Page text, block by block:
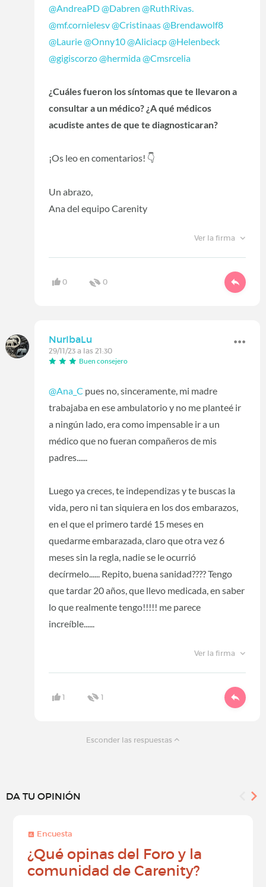
@AndreaPD@Dabren @RuthRivas.
@mf.cornielesv@Cristinaas@Brendawolf8
@Laurie@Onny10@Aliciacp@Helenbeck
@gigiscorzo@hermida@Cmsrcelia
¿Cuáles fueron los síntomas que te llevaron a
consultar a un médico? ¿A qué médicos
acudiste antes de que te diagnosticaran?
¡Os leo en comentarios! 👇
Un abrazo,
Ana del equipo Carenity
Ver la firma
0 0
NurIbaLu
29/11/23 a las 21:30
Buen consejero
@Ana_C pues no, sinceramente, mi madre
trabajaba en ese ambulatorio y no me planteé ir
a ningún lado, era como impensable ir a un
médico que no fueran compañeros de mis
padres......
Luego ya creces, te independizas y te buscas la
vida, pero ni tan siquiera en los dos embarazos,
en el que el primero tardé 15 meses en
quedarme embarazada, claro que otra vez 6
meses sin la regla, nadie se le ocurrió
decírmelo...... Repito, buena sanidad???? Tengo
que tardar 20 años, que llevo medicada, en saber
lo que realmente tengo!!!!! me parece
increíble......
Ver la firma
1 1
Esconder las respuestas
DA TU OPINIÓN
Encuesta
¿Qué opinas del Foro y la
comunidad de Carenity?